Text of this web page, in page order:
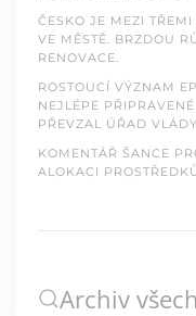
ČESKO JE MEZI
VE MĚSTĚ. BRZDOU
RENOVACE.
ROSTOUCÍ VÝZNAM
NEJLÉPE
PŘEVZAL ÚŘAD VLÁDY
KOMENTÁŘ ŠANCE
ALOKACI
Archiv